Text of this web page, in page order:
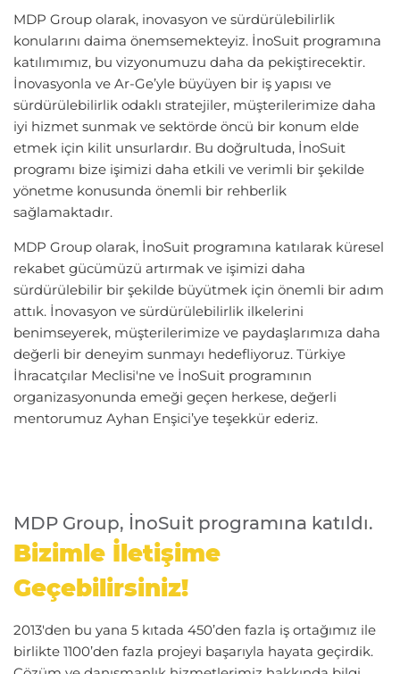
MDP Group olarak, inovasyon ve sürdürülebilirlik
konularını daima önemsemekteyiz. İnoSuit programına
katılımımız, bu vizyonumuzu daha da pekiştirecektir.
İnovasyonla ve Ar-Ge’yle büyüyen bir iş yapısı ve
sürdürülebilirlik odaklı stratejiler, müşterilerimize daha
iyi hizmet sunmak ve sektörde öncü bir konum elde
etmek için kilit unsurlardır. Bu doğrultuda, İnoSuit
programı bize işimizi daha etkili ve verimli bir şekilde
yönetme konusunda önemli bir rehberlik
sağlamaktadır.
MDP Group olarak, İnoSuit programına katılarak küresel
rekabet gücümüzü artırmak ve işimizi daha
sürdürülebilir bir şekilde büyütmek için önemli bir adım
attık. İnovasyon ve sürdürülebilirlik ilkelerini
benimseyerek, müşterilerimize ve paydaşlarımıza daha
değerli bir deneyim sunmayı hedefliyoruz. Türkiye
İhracatçılar Meclisi'ne ve İnoSuit programının
organizasyonunda emeği geçen herkese, değerli
mentorumuz Ayhan Enşici’ye teşekkür ederiz.
MDP Group, İnoSuit programına katıldı.
Bizimle İletişime
Geçebilirsiniz!
2013'den bu yana 5 kıtada 450’den fazla iş ortağımız ile
birlikte 1100’den fazla projeyi başarıyla hayata geçirdik.